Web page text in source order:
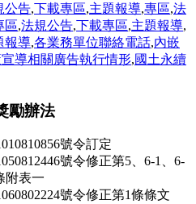
公告,下載專區,主題報導,專區,法
區,法規公告,下載專區,主題報導,
報導,各業務單位聯絡電話,內嵌
導相關廣告執行情形,國土永續
勵辦法
號令訂定
號令修正第5、6-1、6-
附表一
號令修正第1條條文